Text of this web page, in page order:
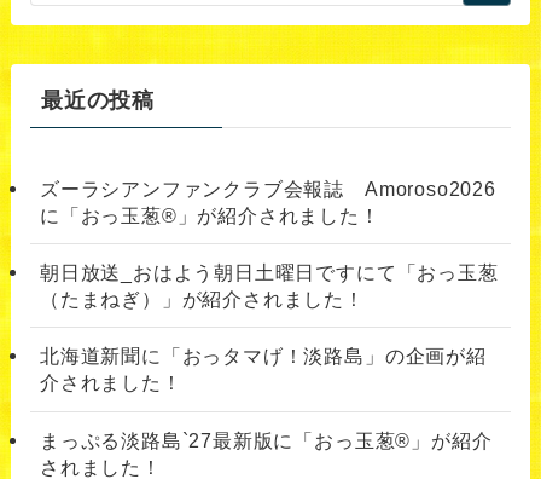
最近の投稿
ズーラシアンファンクラブ会報誌 Amoroso2026
に「おっ玉葱®︎」が紹介されました！
朝日放送_おはよう朝日土曜日ですにて「おっ玉葱
（たまねぎ）」が紹介されました！
北海道新聞に「おっタマげ！淡路島」の企画が紹
介されました！
まっぷる淡路島`27最新版に「おっ玉葱®」が紹介
されました！